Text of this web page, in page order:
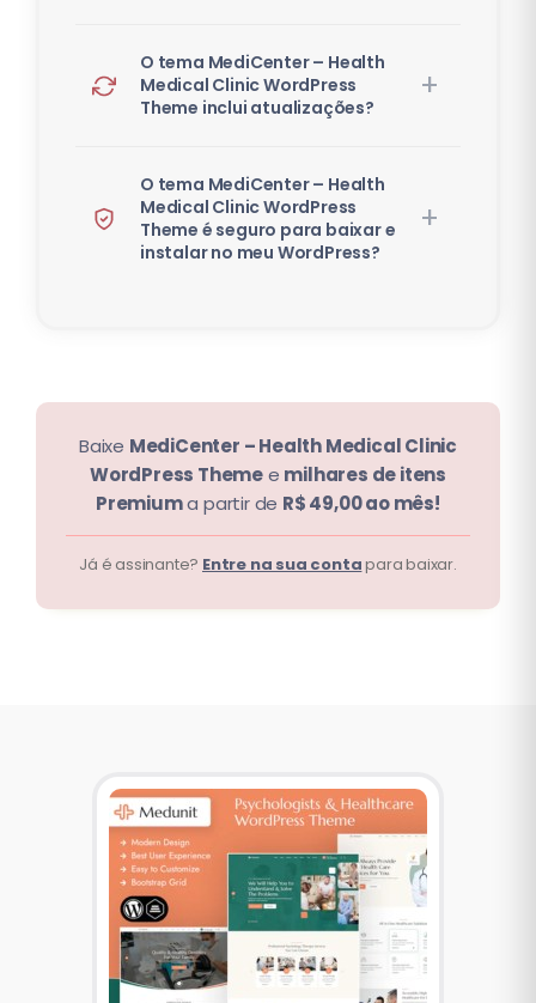
O tema MediCenter – Health
Medical Clinic WordPress
Theme inclui atualizações?
O tema MediCenter – Health
Medical Clinic WordPress
Theme é seguro para baixar e
instalar no meu WordPress?
Baixe MediCenter – Health Medical Clinic
WordPress Themee milhares de itens
Premiuma partir de R$ 49,00 ao mês!
Já é assinante? Entre na sua contapara baixar.